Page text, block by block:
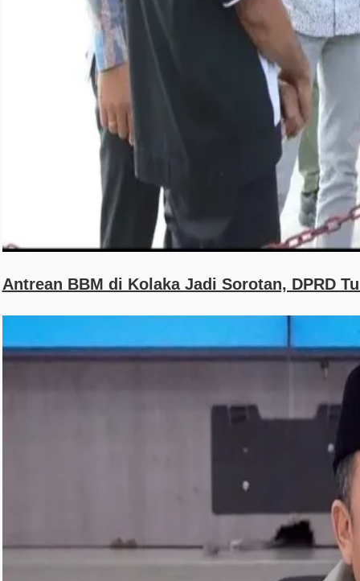
Antrean BBM di Kolaka Jadi Sorotan, DPRD